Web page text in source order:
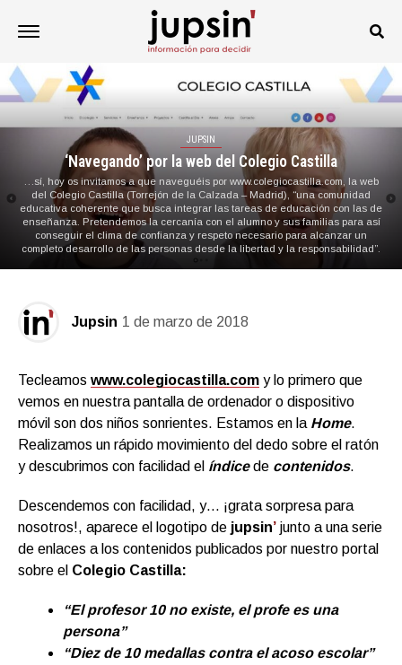
JUPSIN
‘Navegando’ por la web del Colegio Castilla
…sí, hoy os invitamos a que naveguéis por www.colegiocastilla.com, la web
del Colegio Castilla (Torrejón de la Calzada – Madrid), “una comunidad
educativa coherente que busca integrar las tareas de educación con las de
enseñanza. Pretendemos la cercanía con el alumno y sus familias para así
conseguir el clima de confianza y respeto necesario para alcanzar un
completo desarrollo de las personas desde la libertad y la responsabilidad”.
Jupsin 1 de marzo de 2018
Tecleamos www.colegiocastilla.com y lo primero que
vemos en nuestra pantalla de ordenador o dispositivo
móvil son dos niños sonrientes. Estamos en la Home.
Realizamos un rápido movimiento del dedo sobre el ratón
y descubrimos con facilidad el índicede contenidos.
Descendemos con facilidad, y… ¡grata sorpresa para
nosotros!, aparece el logotipo de jupsin’ junto a una serie
de enlaces a los contenidos publicados por nuestro portal
sobre el Colegio Castilla:
“El profesor 10 no existe, el profe es una
persona”
“Diez de 10 medallas contra el acoso escolar”